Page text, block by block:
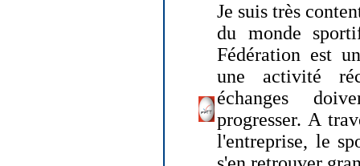
Je suis très
du monde
Fédération est
une activité
échanges
progresser. A
l'entreprise, le